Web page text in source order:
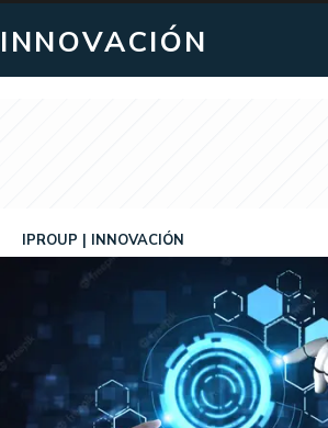
INNOVACIÓN
IPROUP INNOVACIÓN